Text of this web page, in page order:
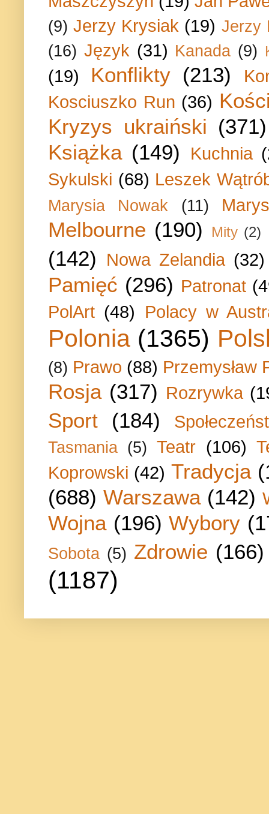
(9) Jerzy Krysiak (19) Jerzy
(16) Język (31) Kanada (9)
(19) Konflikty (213)
Kosciuszko Run (36)
Kryzys ukraiński (371)
Książka (149) Kuchnia
Sykulski (68) Leszek
Marysia Nowak (11)
Melbourne (190) Mity (2)
(142) Nowa Zelandia (32)
Pamięć (296) Patronat
PolArt (48) Polacy w
Polonia (1365)
(8) Prawo (88) Przemysław
Rosja (317) Rozrywka
Sport (184)
Tasmania (5) Teatr (106)
Koprowski (42) Tradycja
(688) Warszawa (142)
Wojna (196) Wybory
Sobota (5) Zdrowie (166)
(1187)